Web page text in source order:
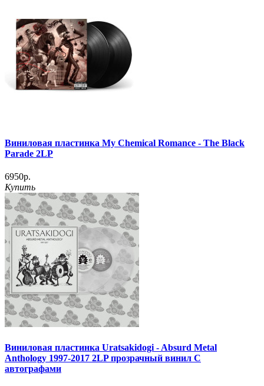
Виниловая пластинка My Chemical Romance ‎- The Black
Parade 2LP
6950р.
Купить
Виниловая пластинка Uratsakidogi - Absurd Metal
Anthology 1997-2017 2LP прозрачный винил С
автографами